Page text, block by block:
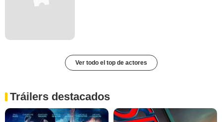
Ver todo el top de actores
Tráilers destacados